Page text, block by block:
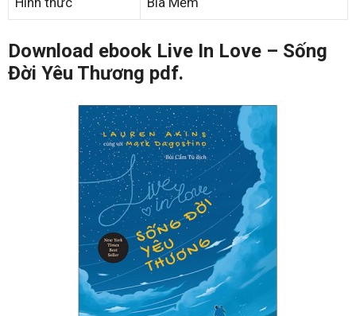
Download ebook Live In Love – Sống
Đời Yêu Thương pdf.